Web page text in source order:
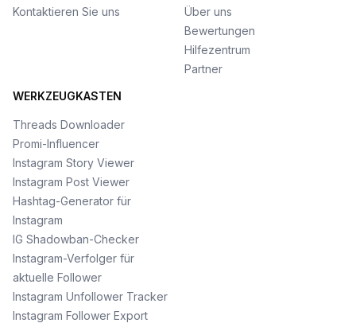
Kontaktieren Sie uns
Über uns
Bewertungen
Hilfezentrum
Partner
WERKZEUGKASTEN
Threads Downloader
Promi-Influencer
Instagram Story Viewer
Instagram Post Viewer
Hashtag-Generator für
Instagram
IG Shadowban-Checker
Instagram-Verfolger für
aktuelle Follower
Instagram Unfollower Tracker
Instagram Follower Export